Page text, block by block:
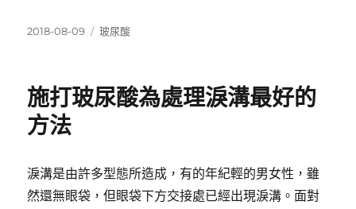
發
2018-08-09
分
玻尿酸
施打玻尿酸為處理淚溝最好的
方法
淚溝是由許多型態所造成，有的年紀輕的男女性，雖
然還無眼袋，但眼袋下方交接處已經出現淚溝。面對